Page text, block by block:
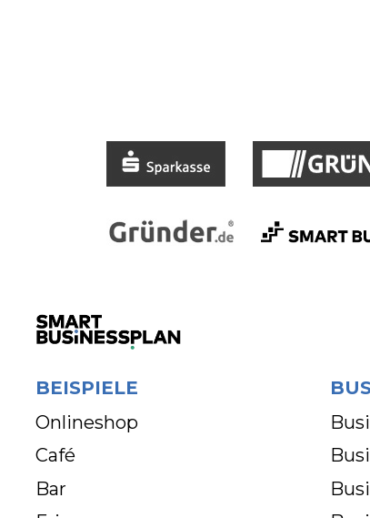
BEISPIELE
Onlineshop
Café
Bar